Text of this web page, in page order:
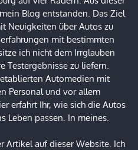
Blog entstanden. Das Ziel
Neuigkeiten über Autos zu
mit bestimmten
ich nicht dem Irrglauben
Testergebnisse zu liefern.
Automedien mit
Personal und vor allem
erfahrt Ihr, wie sich die Autos
Leben passen. In meines.
Artikel auf dieser Website. Ich